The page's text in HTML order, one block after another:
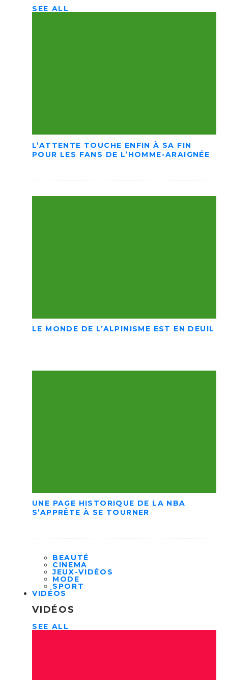
SEE ALL
L’ATTENTE TOUCHE ENFIN À SA FIN
POUR LES FANS DE L’HOMME-ARAIGNÉE
LE MONDE DE L’ALPINISME EST EN DEUIL
UNE PAGE HISTORIQUE DE LA NBA
S’APPRÊTE À SE TOURNER
BEAUTÉ
CINEMA
JEUX-VIDÉOS
MODE
SPORT
VIDÉOS
VIDÉOS
SEE ALL